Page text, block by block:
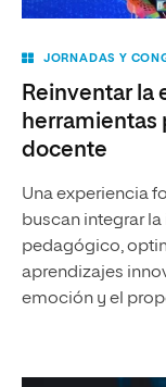
JORNADAS Y
Reinventar la
herramientas
docente
Una experiencia
buscan integrar
pedagógico,
aprendizajes
emoción y el